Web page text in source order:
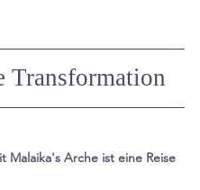
Transformation
Malaika's Arche ist eine Reise